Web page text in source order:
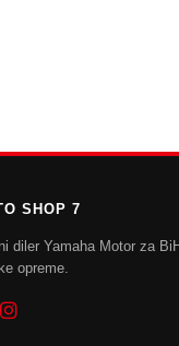
SHOP 7
diler Yamaha Motor za
opreme.